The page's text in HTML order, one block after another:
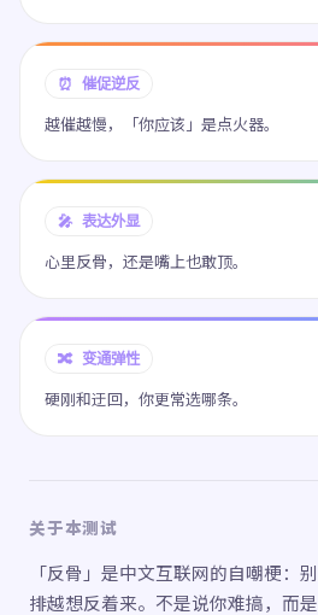
⏰ 催促逆反
越催越慢，「你应该」是点火器。
🎤 表达外显
心里反骨，还是嘴上也敢顶。
🔀 变通弹性
硬刚和迂回，你更常选哪条。
关于本测试
「反骨」是中文互联网的自嘲梗：
排越想反着来。不是说你难搞，而